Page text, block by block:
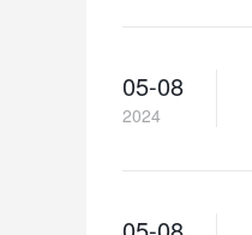
05-08
2024